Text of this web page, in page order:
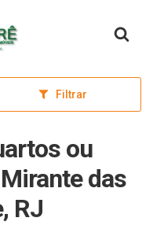
Filtrar
ou
das
RJ